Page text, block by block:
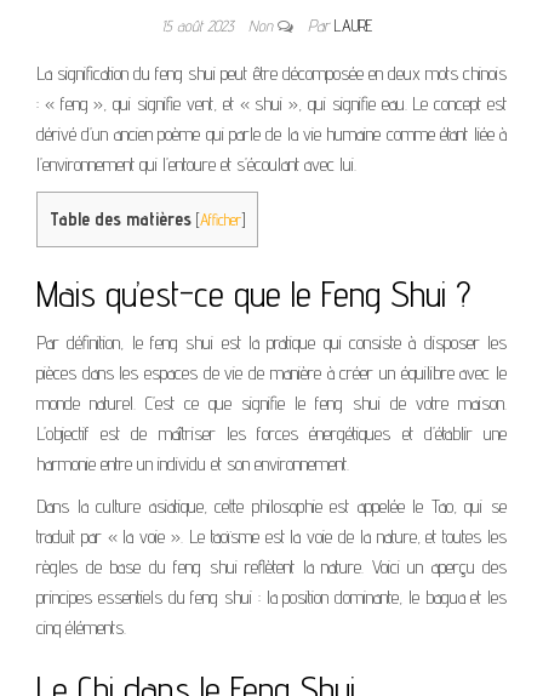
15 août 2023 Non ParLAURE
La signification du feng shui peut être décomposée en deux mots chinois
: « feng », qui signifie vent, et « shui », qui signifie eau. Le concept est
dérivé d’un ancien poème qui parle de la vie humaine comme étant liée à
l’environnement qui l’entoure et s’écoulant avec lui.
Table des matières [Afficher]
Mais qu’est-ce que le Feng Shui ?
Par définition, le feng shui est la pratique qui consiste à disposer les
pièces dans les espaces de vie de manière à créer un équilibre avec le
monde naturel. C’est ce que signifie le feng shui de votre maison.
L’objectif est de maîtriser les forces énergétiques et d’établir une
harmonie entre un individu et son environnement.
Dans la culture asiatique, cette philosophie est appelée le Tao, qui se
traduit par « la voie ». Le taoïsme est la voie de la nature, et toutes les
règles de base du feng shui reflètent la nature. Voici un aperçu des
principes essentiels du feng shui : la position dominante, le bagua et les
cinq éléments.